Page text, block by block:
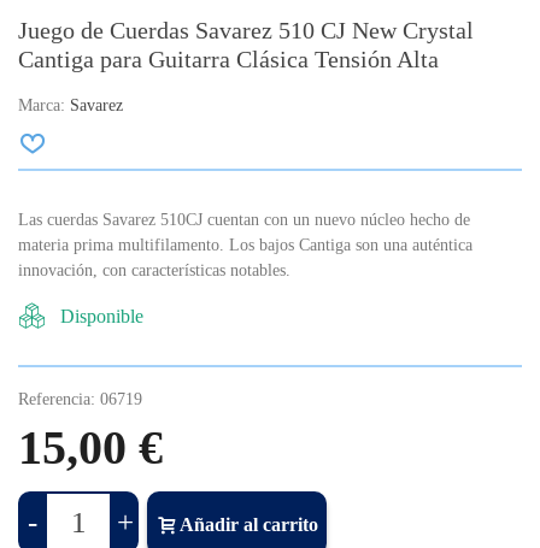
Juego de Cuerdas Savarez 510 CJ New Crystal
Cantiga para Guitarra Clásica Tensión Alta
Marca: Savarez
Las cuerdas Savarez 510CJ cuentan con un nuevo núcleo hecho de
materia prima multifilamento. Los bajos Cantiga son una auténtica
innovación, con características notables.
Disponible
Referencia: 06719
15,00 €
- + Añadir al carrito